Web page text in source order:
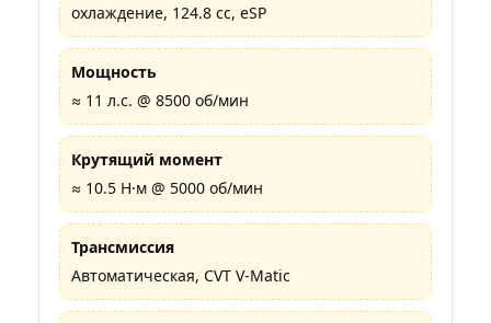
охлаждение, 124.8 cc, eSP
Мощность
≈ 11 л.с. @ 8500 об/мин
Крутящий момент
≈ 10.5 Н·м @ 5000 об/мин
Трансмиссия
Автоматическая, CVT V-Matic